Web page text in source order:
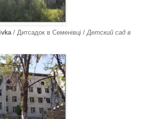
/ Дитсадок в Семенівці / Детский сад в